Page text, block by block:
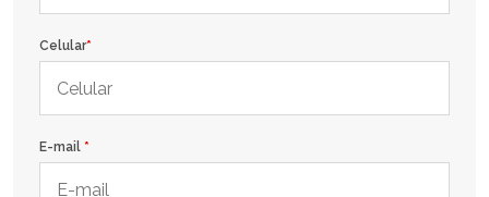
Celular*
E-mail *